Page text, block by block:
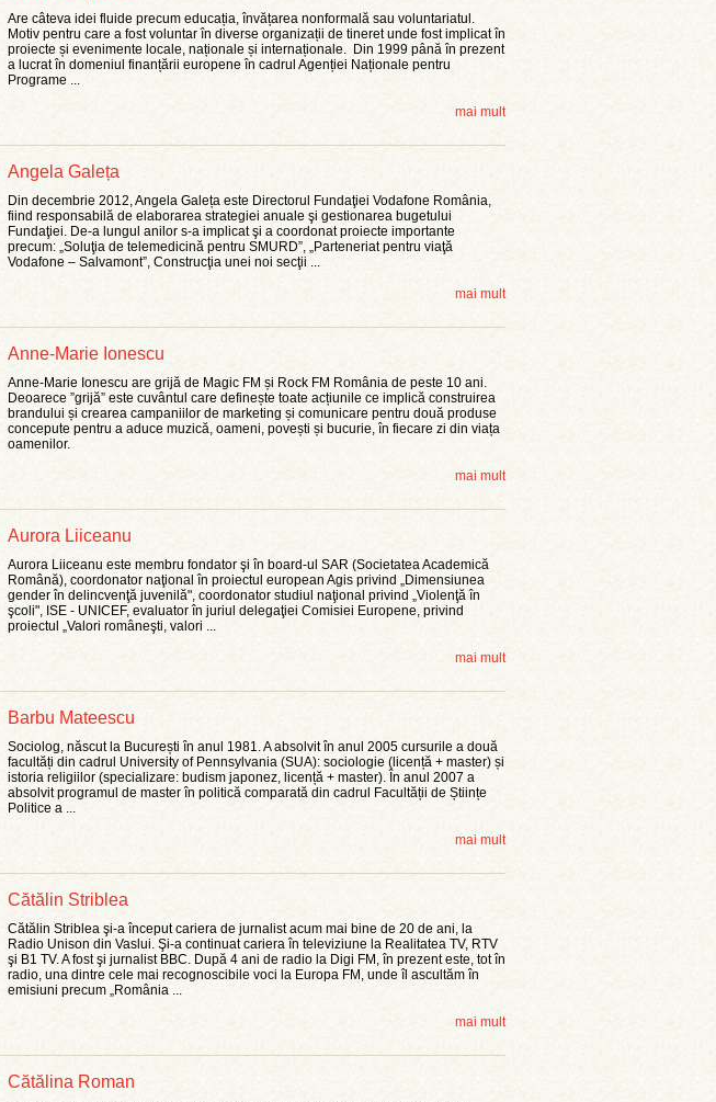
Are câteva idei fluide precum educația, învățarea nonformală sau voluntariatul.
Motiv pentru care a fost voluntar în diverse organizații de tineret unde fost implicat în
proiecte și evenimente locale, naționale și internaționale. Din 1999 până în prezent
a lucrat în domeniul finanțării europene în cadrul Agenției Naționale pentru
Programe ...
mai mult
Angela Galeța
Din decembrie 2012, Angela Galeța este Directorul Fundaţiei Vodafone România,
fiind responsabilă de elaborarea strategiei anuale şi gestionarea bugetului
Fundaţiei. De-a lungul anilor s-a implicat şi a coordonat proiecte importante
precum: „Soluţia de telemedicină pentru SMURD”, „Parteneriat pentru viaţă
Vodafone – Salvamont”, Construcţia unei noi secţii ...
mai mult
Anne-Marie Ionescu
Anne-Marie Ionescu are grijă de Magic FM și Rock FM România de peste 10 ani.
Deoarece ”grijă” este cuvântul care definește toate acțiunile ce implică construirea
brandului și crearea campaniilor de marketing și comunicare pentru două produse
concepute pentru a aduce muzică, oameni, povești și bucurie, în fiecare zi din viața
oamenilor.
mai mult
Aurora Liiceanu
Aurora Liiceanu este membru fondator şi în board-ul SAR (Societatea Academică
Română), coordonator naţional în proiectul european Agis privind „Dimensiunea
gender în delincvenţă juvenilă", coordonator studiul naţional privind „Violenţă în
şcoli", ISE - UNICEF, evaluator în juriul delegaţiei Comisiei Europene, privind
proiectul „Valori româneşti, valori ...
mai mult
Barbu Mateescu
Sociolog, născut la București în anul 1981. A absolvit în anul 2005 cursurile a două
facultăți din cadrul University of Pennsylvania (SUA): sociologie (licență + master) și
istoria religiilor (specializare: budism japonez, licență + master). În anul 2007 a
absolvit programul de master în politică comparată din cadrul Facultății de Științe
Politice a ...
mai mult
Cătălin Striblea
Cătălin Striblea şi-a început cariera de jurnalist acum mai bine de 20 de ani, la
Radio Unison din Vaslui. Şi-a continuat cariera în televiziune la Realitatea TV, RTV
şi B1 TV. A fost şi jurnalist BBC. După 4 ani de radio la Digi FM, în prezent este, tot în
radio, una dintre cele mai recognoscibile voci la Europa FM, unde îl ascultăm în
emisiuni precum „România ...
mai mult
Cătălina Roman